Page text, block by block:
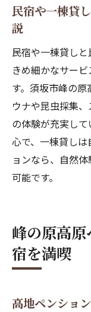
民宿や一棟貸
説
民宿や一棟貸し
きめ細かなサー
す。須坂市峰の
ウナや昆虫採集
の体験が充実し
心で、一棟貸し
ョンなら、自然
可能です。
峰の原高
宿を満喫
高地ペンショ